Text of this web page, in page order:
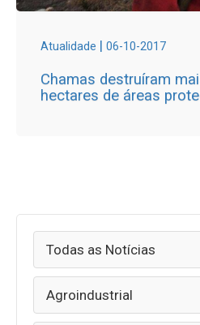
Atualidade | 06-10-2017
Chamas destruíram
hectares de áreas
Todas as Notícias
Agroindustrial